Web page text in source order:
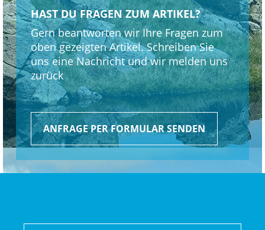
größtem Ritzel
Anzahl Gänge: 1
Schalthebel: Shimano Ultegra R8170 Di2, 12fach //
Shimano Ultegra R8170 Di2, 12fach
Hinterradbremse: Shimano CL800, Center Lock
Scheibenaufnahme, 160 mm
Max. Bremsscheibendu
Vorderradbremse: Shimano CL800, Center Lock
HAST DU FRAGEN ZUM ARTIKEL?
Gern beantworten wir Ihre Fragen zum
oben gezeigten Artikel. Schreiben Sie
uns eine Nachricht und wir melden uns
zurück
ANFRAGE PER FORMULAR SENDEN